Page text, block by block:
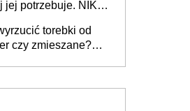
jej potrzebuje. NIK
torebki od
czy zmieszane?